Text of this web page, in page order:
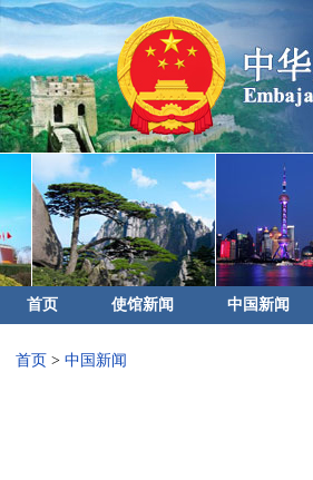
首页 使馆新闻 中国新闻
首页 > 中国新闻